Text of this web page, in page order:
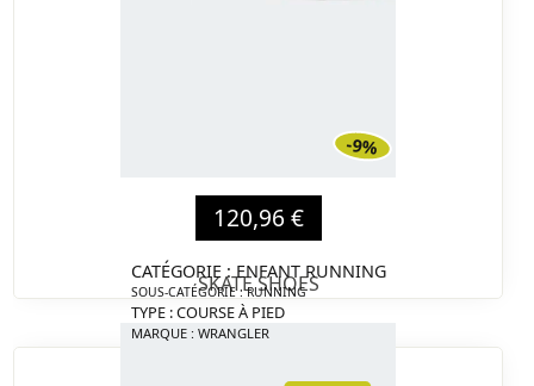
120,96 €
CATÉGORIE : ENFANT RUNNING
SOUS-CATÉGORIE : RUNNING
TYPE : COURSE À PIED
MARQUE : WRANGLER
-9%
SKATE SHOES